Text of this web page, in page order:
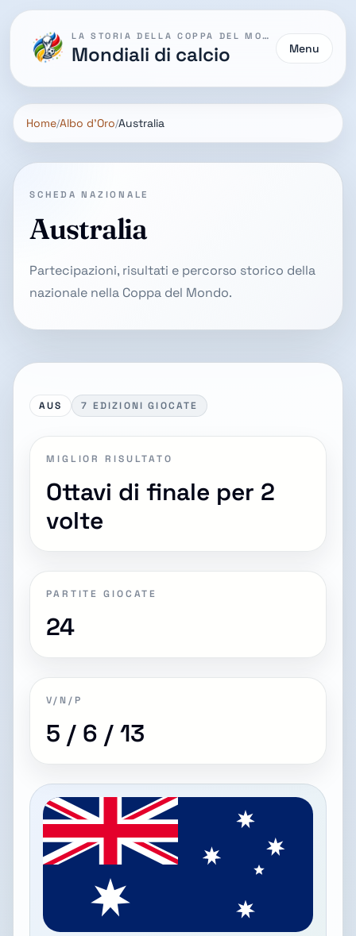
LA STORIA DELLA COPPA DEL MONDO
Mondiali di calcio Menu
Home Albo d'Oro Australia
SCHEDA NAZIONALE
Australia
Partecipazioni, risultati e percorso storico della
nazionale nella Coppa del Mondo.
AUS 7 EDIZIONI GIOCATE
MIGLIOR RISULTATO
Ottavi di finale per 2
volte
PARTITE GIOCATE
24
V/N/P
5 / 6 / 13